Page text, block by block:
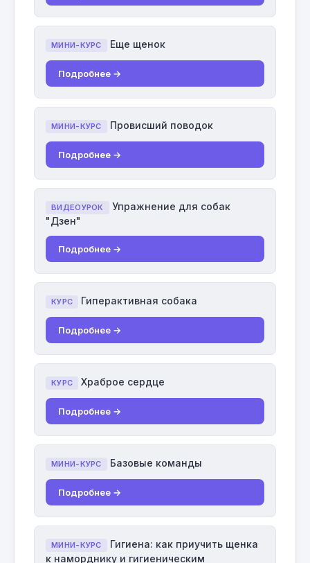
МИНИ-КУРС Еще щенок
Подробнее →
МИНИ-КУРС Провисший поводок
Подробнее →
ВИДЕОУРОК
Упражнение для собак
"Дзен"
Подробнее →
КУРС Гиперактивная собака
Подробнее →
КУРС Храброе сердце
Подробнее →
МИНИ-КУРС Базовые команды
Подробнее →
МИНИ-КУРС
Гигиена: как приучить щенка
к наморднику и гигиеническим